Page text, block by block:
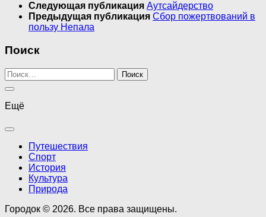
Следующая публикация Аутсайдерство
Предыдущая публикация Сбор пожертвований в
пользу Непала
Поиск
Найти:
Ещё
Путешествия
Спорт
История
Культура
Природа
Городок © 2026. Все права защищены.